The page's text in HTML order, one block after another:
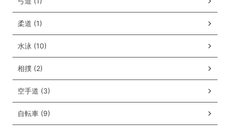
柔道 (1)
水泳 (10)
相撲 (2)
空手道 (3)
自転車 (9)